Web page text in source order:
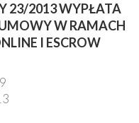
23/2013 WYPŁATA
W RAMACH
I ESCROW